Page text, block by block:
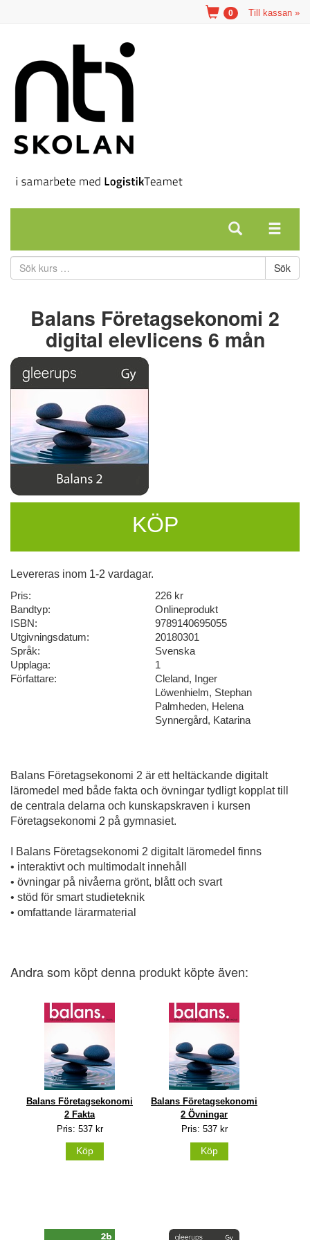
Till kassan »
0
Sök
Balans Företagsekonomi 2
digital elevlicens 6 mån
KÖP
Levereras inom 1-2 vardagar.
Pris:
226 kr
Bandtyp:
Onlineprodukt
ISBN:
9789140695055
Utgivningsdatum:
20180301
Språk:
Svenska
Upplaga:
1
Författare:
Cleland, Inger
Löwenhielm, Stephan
Palmheden, Helena
Synnergård, Katarina
Balans Företagsekonomi 2 är ett heltäckande digitalt
läromedel med både fakta och övningar tydligt kopplat till
de centrala delarna och kunskapskraven i kursen
Företagsekonomi 2 på gymnasiet.
I Balans Företagsekonomi 2 digitalt läromedel finns
• interaktivt och multimodalt innehåll
• övningar på nivåerna grönt, blått och svart
• stöd för smart studieteknik
• omfattande lärarmaterial
Andra som köpt denna produkt köpte även:
Balans Företagsekonomi
2 Fakta
Pris: 537 kr
Köp
Balans Företagsekonomi
2 Övningar
Pris: 537 kr
Köp